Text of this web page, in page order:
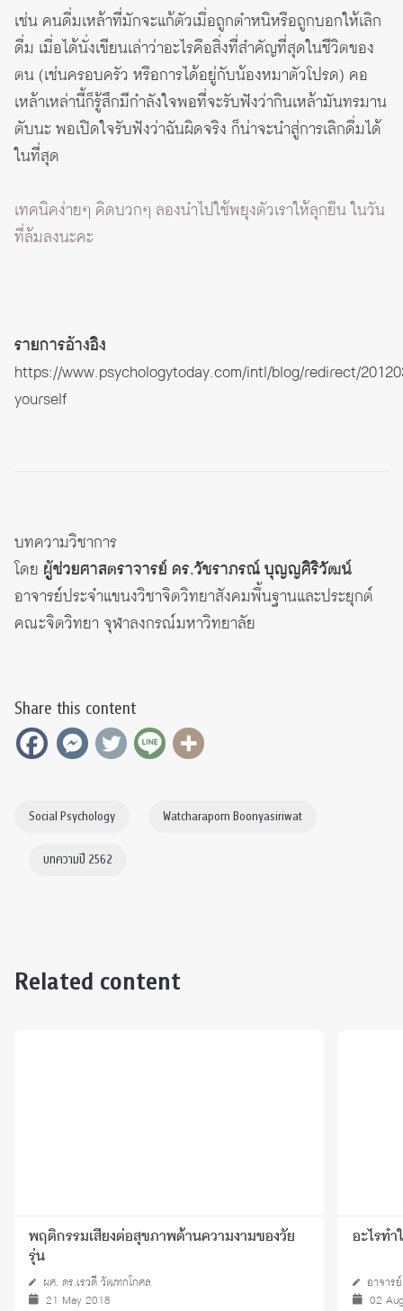
เช่น คนดื่มเหล้าที่มักจะแก้ตัวเมื่อถูกตำหนิหรือถูกบอกให้เลิก
ดื่ม เมื่อได้นั่งเขียนเล่าว่าอะไรคือสิ่งที่สำคัญที่สุดในชีวิตของ
ตน (เช่นครอบครัว หรือการได้อยู่กับน้องหมาตัวโปรด) คอ
เหล้าเหล่านี้ก็รู้สึกมีกำลังใจพอที่จะรับฟังว่ากินเหล้ามันทรมาน
ตับนะ พอเปิดใจรับฟังว่าฉันผิดจริง ก็น่าจะนำสู่การเลิกดื่มได้
ในที่สุด
เทคนิคง่ายๆ คิดบวกๆ ลองนำไปใช้พยุงตัวเราให้ลุกยืน ในวัน
ที่ล้มลงนะคะ
รายการอ้างอิง
https://www.psychologytoday.com/intl/blog/redirect/
yourself
บทความวิชาการ
โดย ผู้ช่วยศาสตราจารย์ ดร.วัชราภรณ์ บุญญศิริวัฒน์
อาจารย์ประจำแขนงวิชาจิตวิทยาสังคมพื้นฐานและประยุกต์
คณะจิตวิทยา จุฬาลงกรณ์มหาวิทยาลัย
Share this content
Social Psychology Watcharaporn Boonyasiriwat
บทความปี 2562
Related content
พฤติกรรมเสี่ยงต่อสุขภาพด้านความงามของวัย
รุ่น
ผศ. ดร.เรวดี วัฒฑกโกศล
21 May 2018
อะไรทำ
อาจาร
02